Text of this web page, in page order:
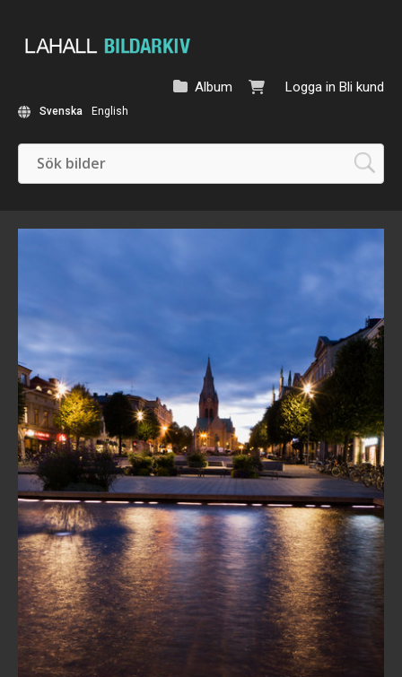
Logga in Bli kund
Album
Svenska English